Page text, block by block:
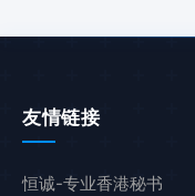
友情链接
恒诚-专业香港秘书